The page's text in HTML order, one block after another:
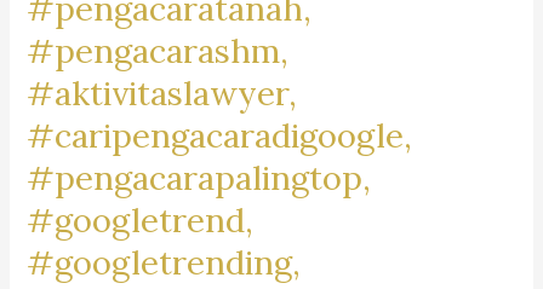
#pengacarashm,
#aktivitaslawyer,
#caripengacaradigoogle,
#pengacarapalingtop,
#googletrend,
#googletrending,